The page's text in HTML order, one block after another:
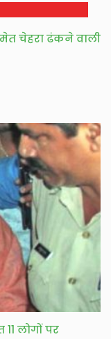
चेहरा ढंकने वाली
लोगों पर